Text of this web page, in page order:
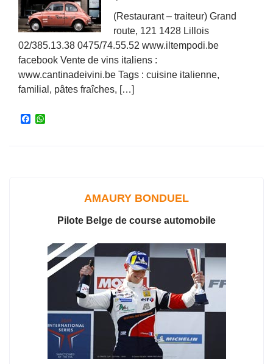
(Restaurant – traiteur) Grand
route, 121 1428 Lillois
02/385.13.38 0475/74.55.52 www.iltempodi.be
facebook Vente de vins italiens :
www.cantinadeivini.be Tags : cuisine italienne,
familial, pâtes fraîches, […]
F
AMAURY BONDUEL
Pilote Belge de course automobile